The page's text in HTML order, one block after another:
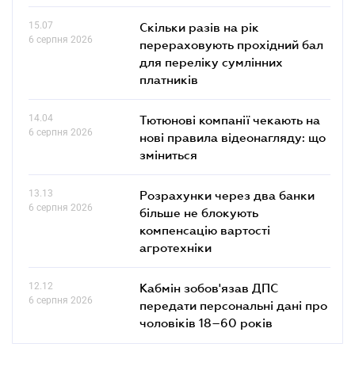
15.07
6 серпня 2026
Скільки разів на рік
перераховують прохідний бал
для переліку сумлінних
платників
14.04
6 серпня 2026
Тютюнові компанії чекають на
нові правила відеонагляду: що
зміниться
13.13
6 серпня 2026
Розрахунки через два банки
більше не блокують
компенсацію вартості
агротехніки
12.12
6 серпня 2026
Кабмін зобов'язав ДПС
передати персональні дані про
чоловіків 18–60 років